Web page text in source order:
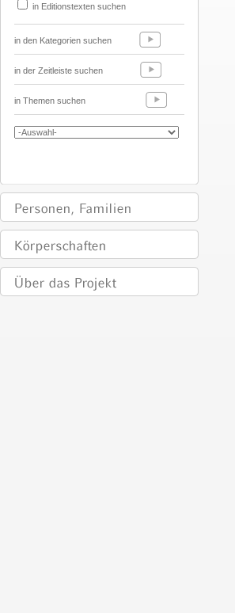
in Editionstexten suchen
in den Kategorien suchen
in der Zeitleiste suchen
in Themen suchen